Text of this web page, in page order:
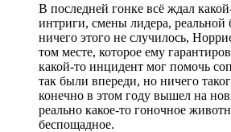
В последней гонке всё ждал
интриги, смены лидера, реальной
ничего этого не случилось,
том месте, которое ему
какой-то инцидент мог помочь
так были впереди, но ничего
конечно в этом году вышел на
реально какое-то гоночное
беспощадное.